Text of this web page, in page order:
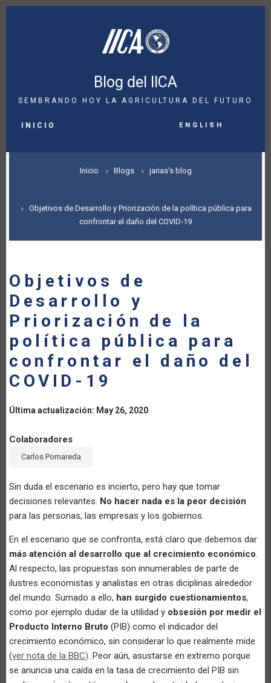
Pasar
Blog del IICA
SEMBRANDO HOY LA AGRICULTURA DEL FUTURO
NAVIGATION
INICIO English
SOBRESCRIBIR
DE
AYUDA
LA
NAVEGACIÓN
Inicio Blogs jarias's blog
Objetivos de Desarrollo y Priorización de la política pública para
confrontar el daño del COVID-19
Objetivos de
Desarrollo y
Priorización de la
política pública para
confrontar el daño del
COVID-19
Última actualización: May 26, 2020
Colaboradores
Carlos Pomareda
Sin duda el escenario es incierto, pero hay que tomar
decisiones relevantes. No hacer nada es la peor decisión
para las personas, las empresas y los gobiernos.
En el escenario que se confronta, está claro que debemos dar
más atención al desarrollo que al crecimiento económico.
Al respecto, las propuestas son innumerables de parte de
ilustres economistas y analistas en otras diciplinas alrededor
del mundo. Sumado a ello, han surgido cuestionamientos,
como por ejemplo dudar de la utilidad y obsesión por medir el
Producto Interno Bruto (PIB) como el indicador del
crecimiento económico, sin considerar lo que realmente mide
(ver nota de la BBC). Peor aún, asustarse en extremo porque
se anuncia una caída en la tasa de crecimiento del PIB sin